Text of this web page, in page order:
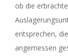
ob die
entsprechen,
angemessen